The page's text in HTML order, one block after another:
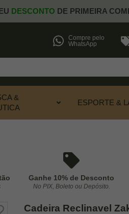
DESCONTO DE PRIMEIRA
Compre pelo
WhatsApp
&
ESPORTE &
Ganhe 10% de Desconto
No PIX, Boleto ou Depósito.
Cadeira Reclinavel